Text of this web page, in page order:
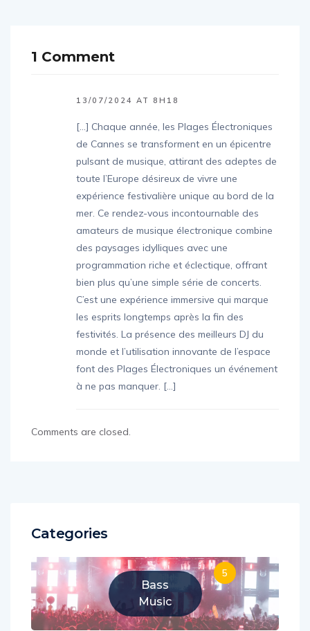
1 Comment
13/07/2024 AT 8H18
[…] Chaque année, les Plages Électroniques
de Cannes se transforment en un épicentre
pulsant de musique, attirant des adeptes de
toute l’Europe désireux de vivre une
expérience festivalière unique au bord de la
mer. Ce rendez-vous incontournable des
amateurs de musique électronique combine
des paysages idylliques avec une
programmation riche et éclectique, offrant
bien plus qu’une simple série de concerts.
C’est une expérience immersive qui marque
les esprits longtemps après la fin des
festivités. La présence des meilleurs DJ du
monde et l’utilisation innovante de l’espace
font des Plages Électroniques un événement
à ne pas manquer. […]
Comments are closed.
Categories
Bass
Music
5